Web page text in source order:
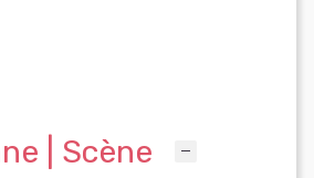
| Scène